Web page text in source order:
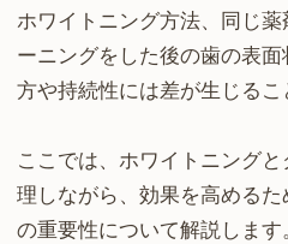
ホワイトニング方法、同じ
ーニングをした後の歯の表
方や持続性には差が生じるこ
ここでは、ホワイトニング
理しながら、効果を高める
の重要性について解説します